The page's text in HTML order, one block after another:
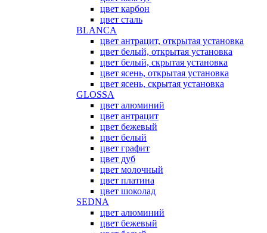
цвет карбон
цвет сталь
BLANCA
цвет антрацит, открытая установка
цвет белый, открытая установка
цвет белый, скрытая установка
цвет ясень, открытая установка
цвет ясень, скрытая установка
GLOSSA
цвет алюминий
цвет антрацит
цвет бежевый
цвет белый
цвет графит
цвет дуб
цвет молочный
цвет платина
цвет шоколад
SEDNA
цвет алюминий
цвет бежевый